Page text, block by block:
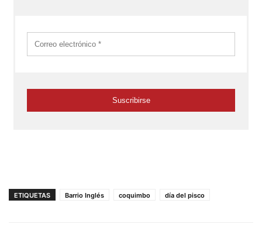
ETIQUETAS Barrio Inglés coquimbo día del pisco